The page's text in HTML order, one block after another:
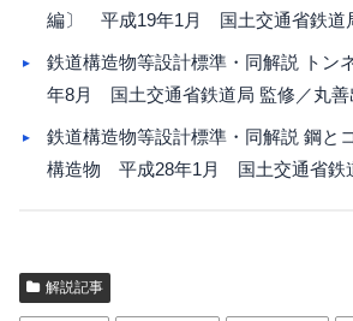
編〕 平成19年1月 国土交通省鉄道
鉄道構造物等設計標準・同解説 ト
年8月 国土交通省鉄道局 監修／丸善
鉄道構造物等設計標準・同解説 鋼と
構造物 平成28年1月 国土交通省鉄
解説記事